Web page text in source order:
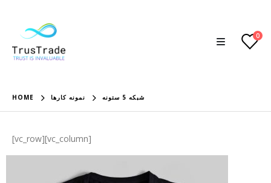
0
HOME نمونه کارها شبکه 5 ستونه
[vc_row][vc_column]